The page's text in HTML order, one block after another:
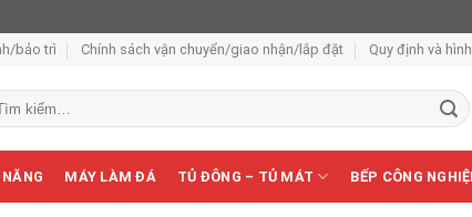
bảo trì Chính sách vận chuyển/giao nhận/lắp đặt Quy định và
MÁY LÀM ĐÁ TỦ ĐÔNG – TỦ MÁT BẾP CÔNG